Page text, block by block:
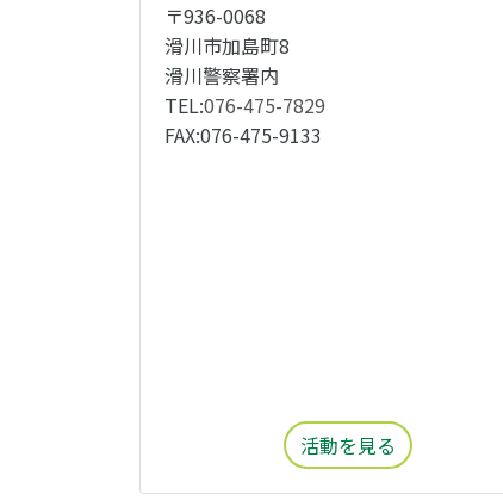
〒936-0068
滑川市加島町8
滑川警察署内
TEL:076-475-7829
FAX:076-475-9133
活動を見る